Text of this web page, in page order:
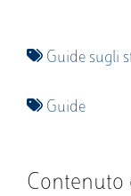
Guide sugli
Guide
Contenuto